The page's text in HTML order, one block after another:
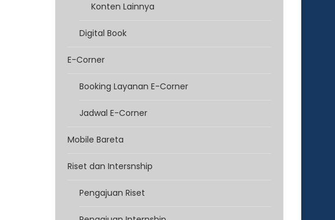
Konten Lainnya
Digital Book
E-Corner
Booking Layanan E-Corner
Jadwal E-Corner
Mobile Bareta
Riset dan Intersnship
Pengajuan Riset